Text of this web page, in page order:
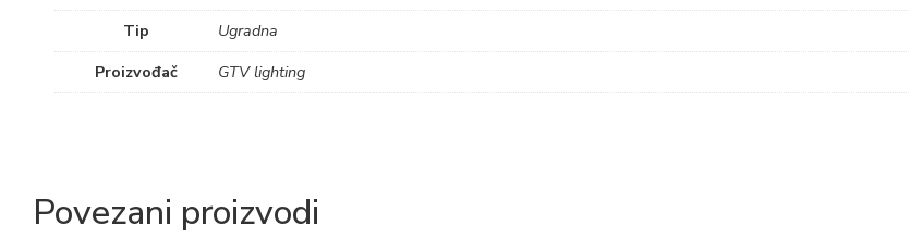
Tip
Ugradna
Proizvođač
GTV lighting
Povezani proizvodi